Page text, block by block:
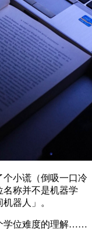
小谎（倒吸一口冷
称并不是机器学
器人」。
学位难度的理解……